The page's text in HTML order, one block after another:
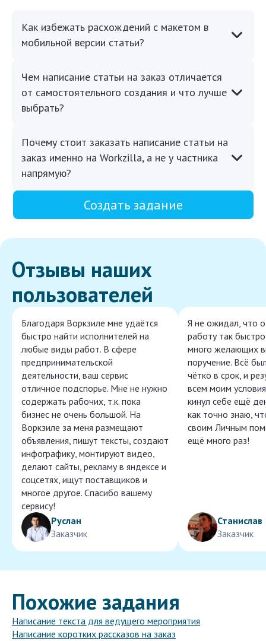
Как избежать расхождений с макетом в
мобильной версии статьи?
Чем написание статьи на заказ отличается
от самостоятельного создания и что лучше
выбрать?
Почему стоит заказать написание статьи на
заказ именно на Workzilla, а не у частника
напрямую?
Создать задание
Отзывы наших
пользователей
Благодаря Воркзиле мне удаётся
быстро найти исполнителей на
любые виды работ. В сфере
предпринимательской
деятельности, ваш сервис
отличное подспорье. Мне не нужно
содержать рабочих, т.к. пока
бизнес не очень большой. На
Воркзиле за меня размещают
объявления, пишут тексты, создают
инфографику, монтируют видео,
делают сайты, рекламу в яндексе и
соцсетях, ищут поставщиков и
многое другое. Спасибо вашему
сервису!
Руслан
Заказчик
Я не ожидал, что
работу так
много желающих
поручение. Всё
чётко в срок, и
всем моим
кинул себе ещё
как точно знаю,
своим Личным
ещё много раз!
Станислав
Заказчик
Похожие задания
Написание текста для ведущего мероприятия
Написание коротких рассказов на заказ